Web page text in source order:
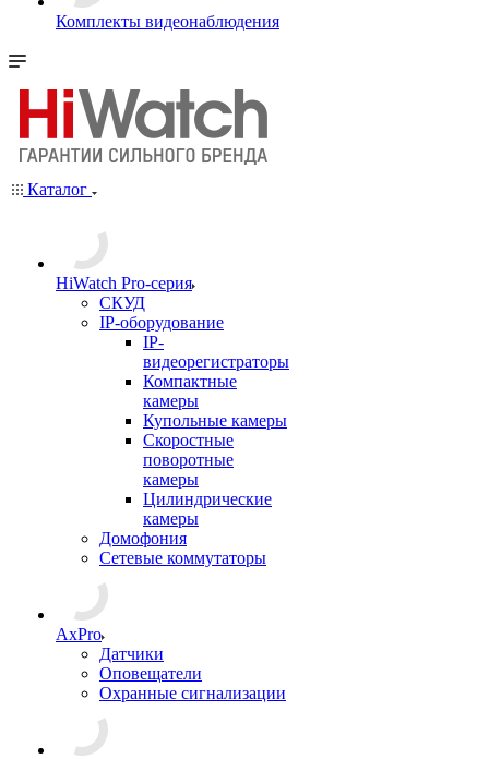
Комплекты видеонаблюдения
Каталог
HiWatch Pro-серия
CКУД
IP-оборудование
IP-
видеорегистраторы
Компактные
камеры
Купольные камеры
Скоростные
поворотные
камеры
Цилиндрические
камеры
Домофония
Сетевые коммутаторы
AxPro
Датчики
Оповещатели
Охранные сигнализации